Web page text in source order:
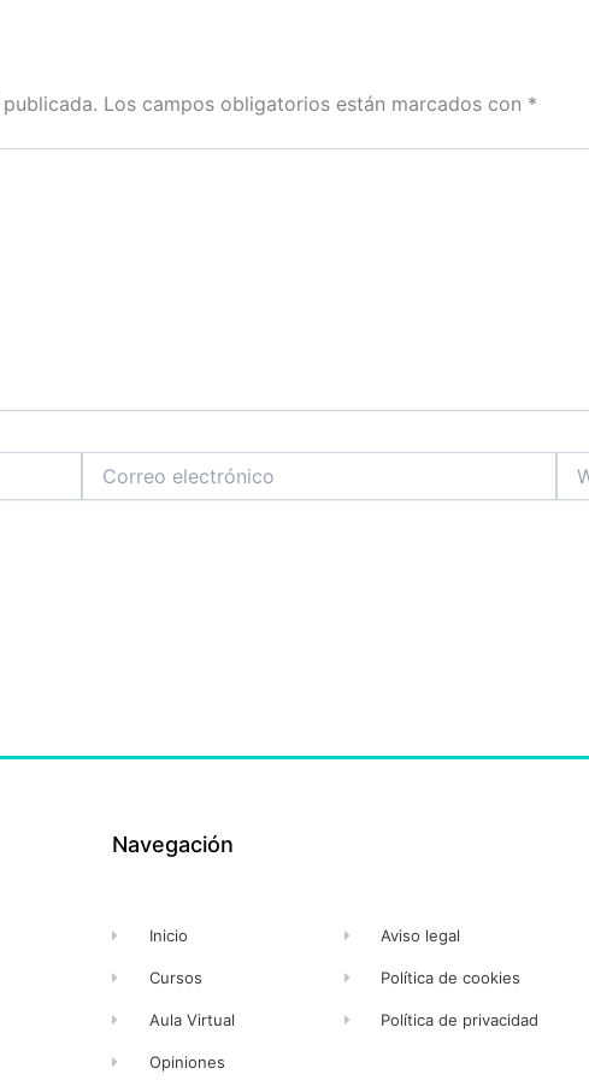
Los campos obligatorios están marcados con *
electrónico
Navegación
Inicio
Cursos
Aula Virtual
Opiniones
Aviso legal
Política de cookies
Política de privacidad